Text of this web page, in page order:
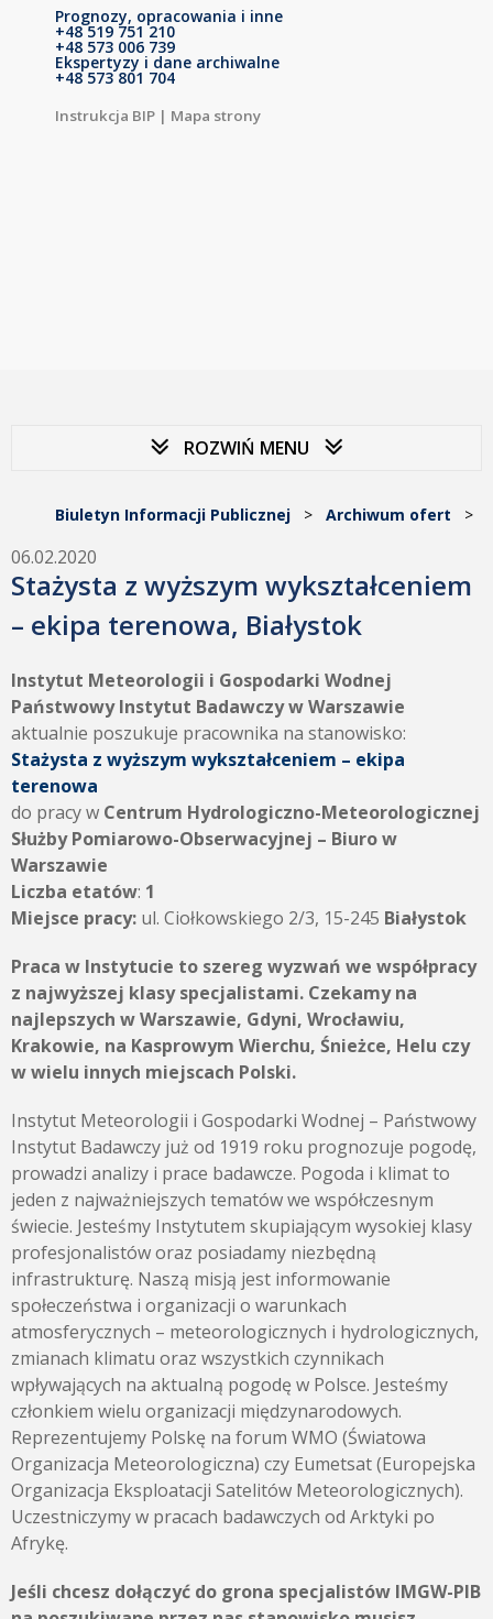
Prognozy, opracowania i inne
+48 519 751 210
+48 573 006 739
Ekspertyzy i dane archiwalne
+48 573 801 704
Instrukcja BIP | Mapa strony
ROZWIŃ MENU
Biuletyn Informacji Publicznej > Archiwum ofert >
06.02.2020
Stażysta z wyższym wykształceniem
– ekipa terenowa, Białystok
Instytut Meteorologii i Gospodarki Wodnej
Państwowy Instytut Badawczy w Warszawie
aktualnie poszukuje pracownika na stanowisko:
Stażysta z wyższym wykształceniem – ekipa
terenowa
do pracy w Centrum Hydrologiczno-Meteorologicznej
Służby Pomiarowo-Obserwacyjnej – Biuro w
Warszawie
Liczba etatów: 1
Miejsce pracy: ul. Ciołkowskiego 2/3, 15-245 Białystok
Praca w Instytucie to szereg wyzwań we współpracy
z najwyższej klasy specjalistami. Czekamy na
najlepszych w Warszawie, Gdyni, Wrocławiu,
Krakowie, na Kasprowym Wierchu, Śnieżce, Helu czy
w wielu innych miejscach Polski.
Instytut Meteorologii i Gospodarki Wodnej – Państwowy
Instytut Badawczy już od 1919 roku prognozuje pogodę,
prowadzi analizy i prace badawcze. Pogoda i klimat to
jeden z najważniejszych tematów we współczesnym
świecie. Jesteśmy Instytutem skupiającym wysokiej klasy
profesjonalistów oraz posiadamy niezbędną
infrastrukturę. Naszą misją jest informowanie
społeczeństwa i organizacji o warunkach
atmosferycznych – meteorologicznych i hydrologicznych,
zmianach klimatu oraz wszystkich czynnikach
wpływających na aktualną pogodę w Polsce. Jesteśmy
członkiem wielu organizacji międzynarodowych.
Reprezentujemy Polskę na forum WMO (Światowa
Organizacja Meteorologiczna) czy Eumetsat (Europejska
Organizacja Eksploatacji Satelitów Meteorologicznych).
Uczestniczymy w pracach badawczych od Arktyki po
Afrykę.
Jeśli chcesz dołączyć do grona specjalistów IMGW-PIB